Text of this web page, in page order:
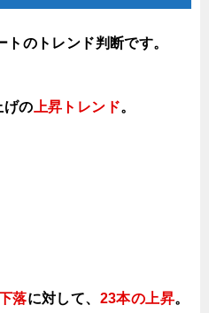
のトレンド判断です。
げの 上昇トレンド。
落に対して、 23本の上昇。